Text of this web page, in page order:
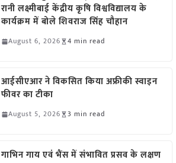
रानी लक्ष्मीबाई केंद्रीय कृषि विश्वविद्यालय के
कार्यक्रम में बोले शिवराज सिंह चौहान
August 6, 2026 4 min read
आईसीएआर ने विकसित किया अफ्रीकी स्वाइन
फीवर का टीका
August 5, 2026 3 min read
गाभिन गाय एवं भैंस में संभावित प्रसव के लक्षण